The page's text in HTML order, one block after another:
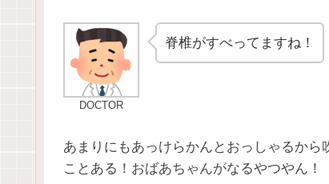
DOCTOR
脊椎がすべってますね！
あまりにもあっけらかんとおっしゃるか
ことある！おばあちゃんがなるやつやん！